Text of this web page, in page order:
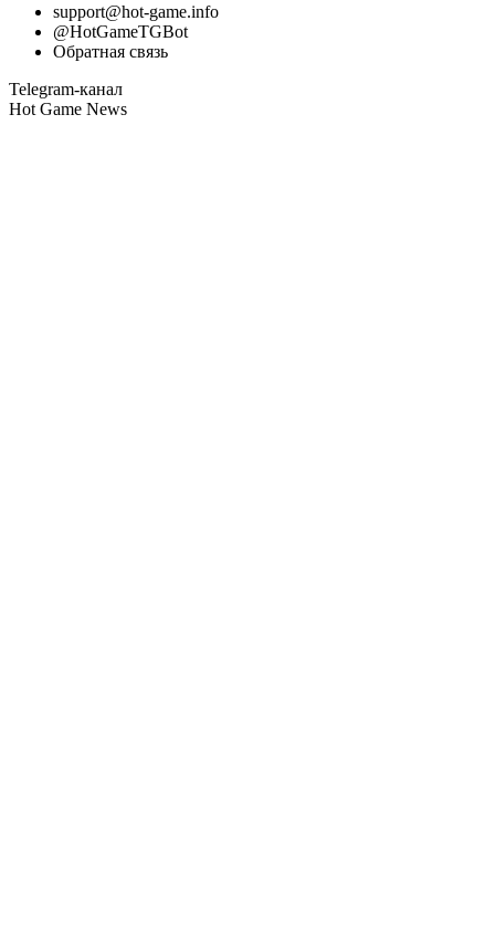
support@hot-game.info
@HotGameTGBot
Обратная связь
Telegram-канал
Hot Game News